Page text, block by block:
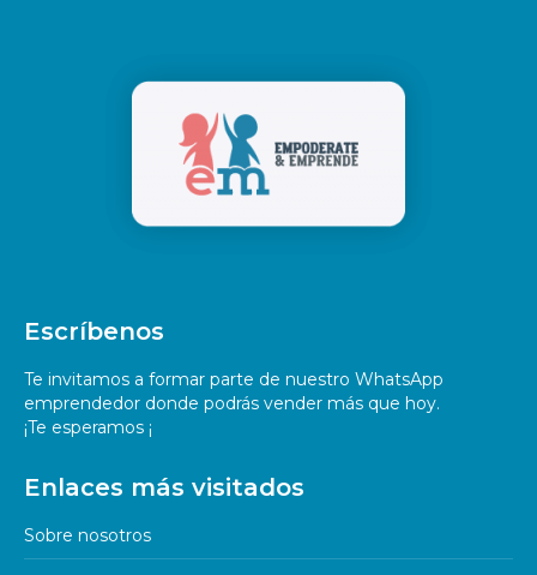
Escríbenos
Te invitamos a formar parte de nuestro WhatsApp
emprendedor donde podrás vender más que hoy.
¡Te esperamos ¡
Enlaces más visitados
Sobre nosotros